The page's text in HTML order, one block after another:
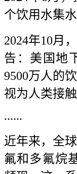
个饮用水集
2024年10月
告：美国地
9500万人的
视为人类接触
......
近年来，全
氟和多氟烷